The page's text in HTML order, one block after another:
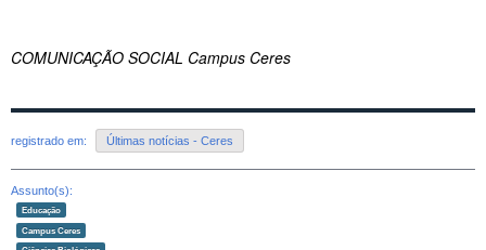
COMUNICAÇÃO SOCIAL Campus Ceres
registrado em: Últimas notícias - Ceres
Assunto(s):
Educação
Campus Ceres